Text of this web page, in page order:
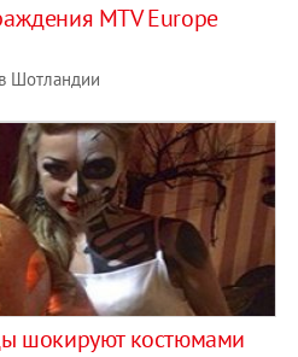
MTV Europe
Шотландии
шокируют костюмами